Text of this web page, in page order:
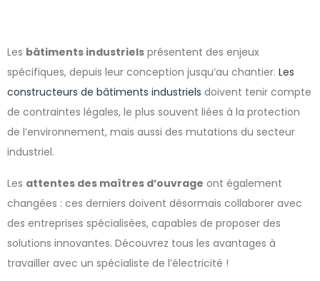
Les bâtiments industriels présentent des enjeux
spécifiques, depuis leur conception jusqu’au chantier. Les
constructeurs de bâtiments industriels doivent tenir compte
de contraintes légales, le plus souvent liées à la protection
de l’environnement, mais aussi des mutations du secteur
industriel.
Les attentes des maîtres d’ouvrage ont également
changées : ces derniers doivent désormais collaborer avec
des entreprises spécialisées, capables de proposer des
solutions innovantes. Découvrez tous les avantages à
travailler avec un spécialiste de l’électricité !